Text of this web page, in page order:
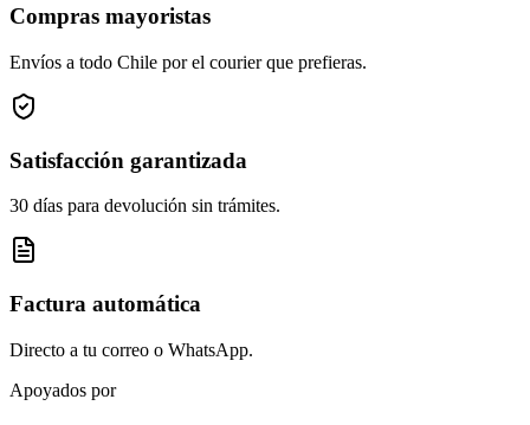
Compras mayoristas
Envíos a todo Chile por el courier que prefieras.
Satisfacción garantizada
30 días para devolución sin trámites.
Factura automática
Directo a tu correo o WhatsApp.
Apoyados por